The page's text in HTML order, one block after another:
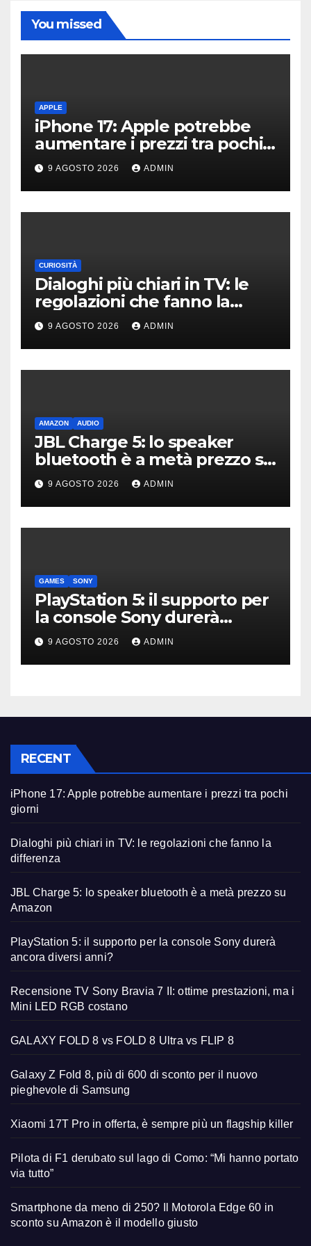
You missed
APPLE
iPhone 17: Apple potrebbe
aumentare i prezzi tra pochi
giorni
9 AGOSTO 2026 ADMIN
CURIOSITÀ
Dialoghi più chiari in TV: le
regolazioni che fanno la
differenza
9 AGOSTO 2026 ADMIN
AMAZON AUDIO
JBL Charge 5: lo speaker
bluetooth è a metà prezzo su
Amazon
9 AGOSTO 2026 ADMIN
GAMES SONY
PlayStation 5: il supporto per
la console Sony durerà
ancora diversi anni?
9 AGOSTO 2026 ADMIN
RECENT
iPhone 17: Apple potrebbe aumentare i prezzi tra pochi
giorni
Dialoghi più chiari in TV: le regolazioni che fanno la
differenza
JBL Charge 5: lo speaker bluetooth è a metà prezzo su
Amazon
PlayStation 5: il supporto per la console Sony durerà
ancora diversi anni?
Recensione TV Sony Bravia 7 II: ottime prestazioni, ma i
Mini LED RGB costano
GALAXY FOLD 8 vs FOLD 8 Ultra vs FLIP 8
Galaxy Z Fold 8, più di 600 di sconto per il nuovo
pieghevole di Samsung
Xiaomi 17T Pro in offerta, è sempre più un flagship killer
Pilota di F1 derubato sul lago di Como: “Mi hanno portato
via tutto”
Smartphone da meno di 250? Il Motorola Edge 60 in
sconto su Amazon è il modello giusto